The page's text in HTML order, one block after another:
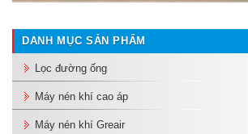
DANH MỤC SẢN PHẨM
Lọc đường ống
Máy nén khí cao áp
Máy nén khí Greair